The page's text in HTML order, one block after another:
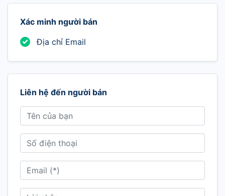
Xác minh người bán
Địa chỉ Email
Liên hệ đến người bán